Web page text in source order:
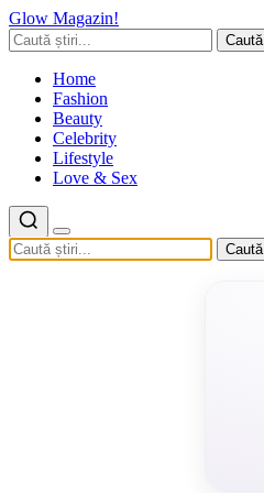
Glow Magazin!
Caută
Home
Fashion
Beauty
Celebrity
Lifestyle
Love & Sex
Caută